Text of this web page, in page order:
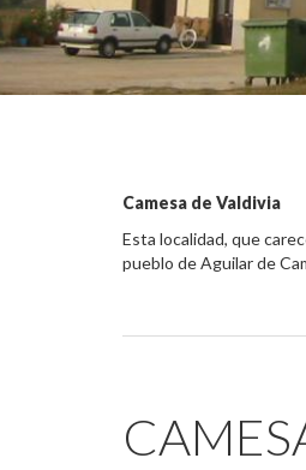
Camesa de Valdivia
Esta localidad, que
pueblo de Aguilar de